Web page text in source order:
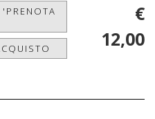
€
12,00